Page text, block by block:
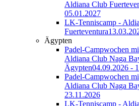
Aldiana Club
05.01.2027
LK-Tenniscamp -
Fuerteventura
Ägypten
Padel-Campwochen
Aldiana Club Naga
Ägypten04.09.2026 -
Padel-Campwochen
Aldiana Club Naga
23.11.2026
LK-Tenniscamp -